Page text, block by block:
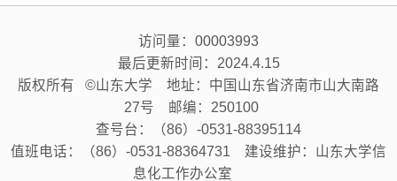
访问量： 00003993
最后更新时间： 2024.4.15
版权所有 ©山东大学 地址：中国山东省济南市山大南路
27号 邮编：250100
查号台：（86）-0531-88395114
值班电话：（86）-0531-88364731 建设维护：山东大学信
息化工作办公室